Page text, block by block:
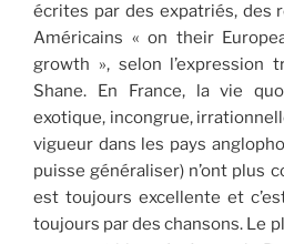
écrites par des expatriés, des
Américains « on their
growth », selon l’expression
Shane. En France, la vie
exotique, incongrue,
vigueur dans les pays
puisse généraliser) n’ont plus
est toujours excellente et
toujours par des chansons. Le